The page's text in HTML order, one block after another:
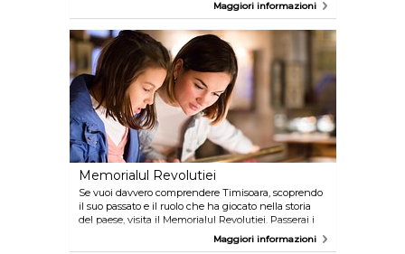
decise di ribellarsi contro il regime e la popolazione
si riversò nelle strade per ostacolarne l'arresto.
Maggiori informazioni
Memorialul Revolutiei
Se vuoi davvero comprendere Timisoara, scoprendo
il suo passato e il ruolo che ha giocato nella storia
del paese, visita il Memorialul Revolutiei. Passerai i
primi 20 minuti della visita guardando il video
introduttivo sulla rivoluzione del 1989 ed in seguito
Maggiori informazioni